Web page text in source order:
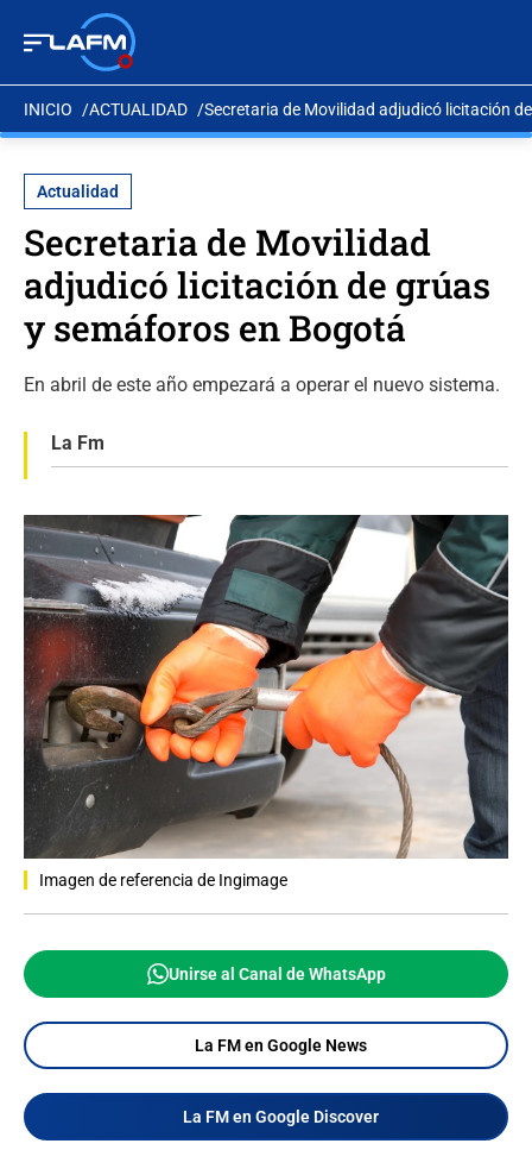
INICIO ACTUALIDAD Secretaria de Movilidad adjudicó licitación
Actualidad
Secretaria de Movilidad
adjudicó licitación de grúas
y semáforos en Bogotá
En abril de este año empezará a operar el nuevo sistema.
La Fm
Imagen de referencia de Ingimage
Unirse al Canal de WhatsApp
La FM en Google News
La FM en Google Discover